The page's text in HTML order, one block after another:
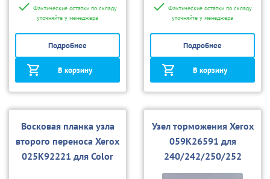
Фактические остатки по складу
уточняйте у менеджера
Подробнее
В корзину
Фактические остатки по складу
уточняйте у менеджера
Подробнее
В корзину
Восковая планка узла
второго переноса Xerox
025K92221 для Color
Узел торможения Xerox
059K26591 для
240/242/250/252